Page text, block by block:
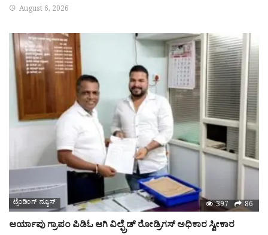
August 6, 2026
ಟ್ರೆಂಡಿಂಗ್ ನ್ಯೂಸ್ 397 86
ಆರ್ಯಾಪು ಗ್ರಾಪಂ ಪಿಡಿಓ ಆಗಿ ವಿಲ್ಫ್ರೆಡ್ ರೋಡ್ರಿಗಸ್ ಅಧಿಕಾರ ಸ್ವೀಕಾರ